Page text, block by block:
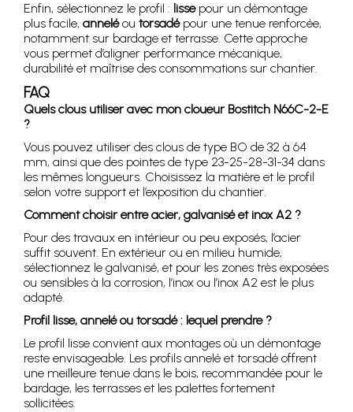
Enfin, sélectionnez le profil : lissepour un démontage
plus facile, anneléou torsadépour une tenue renforcée,
notamment sur bardage et terrasse. Cette approche
vous permet d’aligner performance mécanique,
durabilité et maîtrise des consommations sur chantier.
FAQ
Quels clous utiliser avec mon cloueur Bostitch N66C-2-E
?
Vous pouvez utiliser des clous de type BO de 32 à 64
mm, ainsi que des pointes de type 23-25-28-31-34 dans
les mêmes longueurs. Choisissez la matière et le profil
selon votre support et l’exposition du chantier.
Comment choisir entre acier, galvanisé et inox A2 ?
Pour des travaux en intérieur ou peu exposés, l’acier
suffit souvent. En extérieur ou en milieu humide,
sélectionnez le galvanisé, et pour les zones très exposées
ou sensibles à la corrosion, l’inox ou l’inox A2 est le plus
adapté.
Profil lisse, annelé ou torsadé : lequel prendre ?
Le profil lisse convient aux montages où un démontage
reste envisageable. Les profils annelé et torsadé offrent
une meilleure tenue dans le bois, recommandée pour le
bardage, les terrasses et les palettes fortement
sollicitées.